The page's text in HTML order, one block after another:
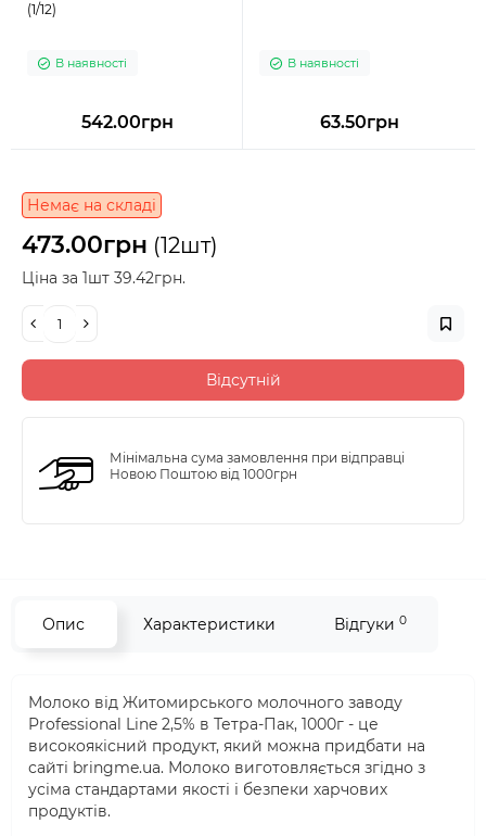
(1/12)
В наявності
542.00грн
В наявності
63.50грн
Немає на складі
473.00грн (12шт)
Ціна за 1шт 39.42грн.
Відсутній
Мінімальна сума замовлення при відправці
Новою Поштою від 1000грн
Опис Характеристики Відгуки 0
Молоко від Житомирського молочного заводу
Professional Line 2,5% в Тетра-Пак, 1000г - це
високоякісний продукт, який можна придбати на
сайті bringme.ua. Молоко виготовляється згідно з
усіма стандартами якості і безпеки харчових
продуктів.